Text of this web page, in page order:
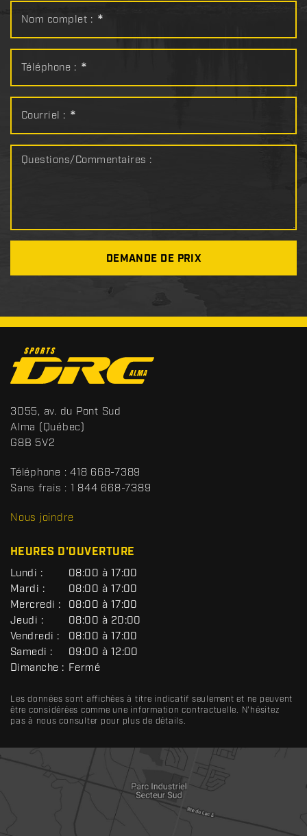
Nom complet : *
Téléphone : *
Courriel : *
Questions/Commentaires :
DEMANDE DE PRIX
o
n
t
a
c
t
S
p
o
t
s
R
3055, av. du Pont Sud
Alma (Québec)
G8B 5V2
Téléphone : 418 668-7389
Sans frais : 1 844 668-7389
Nous joindre
HEURES D'OUVERTURE
G
É
N
É
R
A
L
Lundi :
08:00 à 17:00
Mardi :
08:00 à 17:00
Mercredi :
08:00 à 17:00
Jeudi :
08:00 à 20:00
Vendredi :
08:00 à 17:00
Samedi :
09:00 à 12:00
Dimanche : Fermé
Les données sont affichées à titre indicatif seulement et ne peuvent
être considérées comme une information contractuelle. N'hésitez
pas à nous consulter pour plus de détails.